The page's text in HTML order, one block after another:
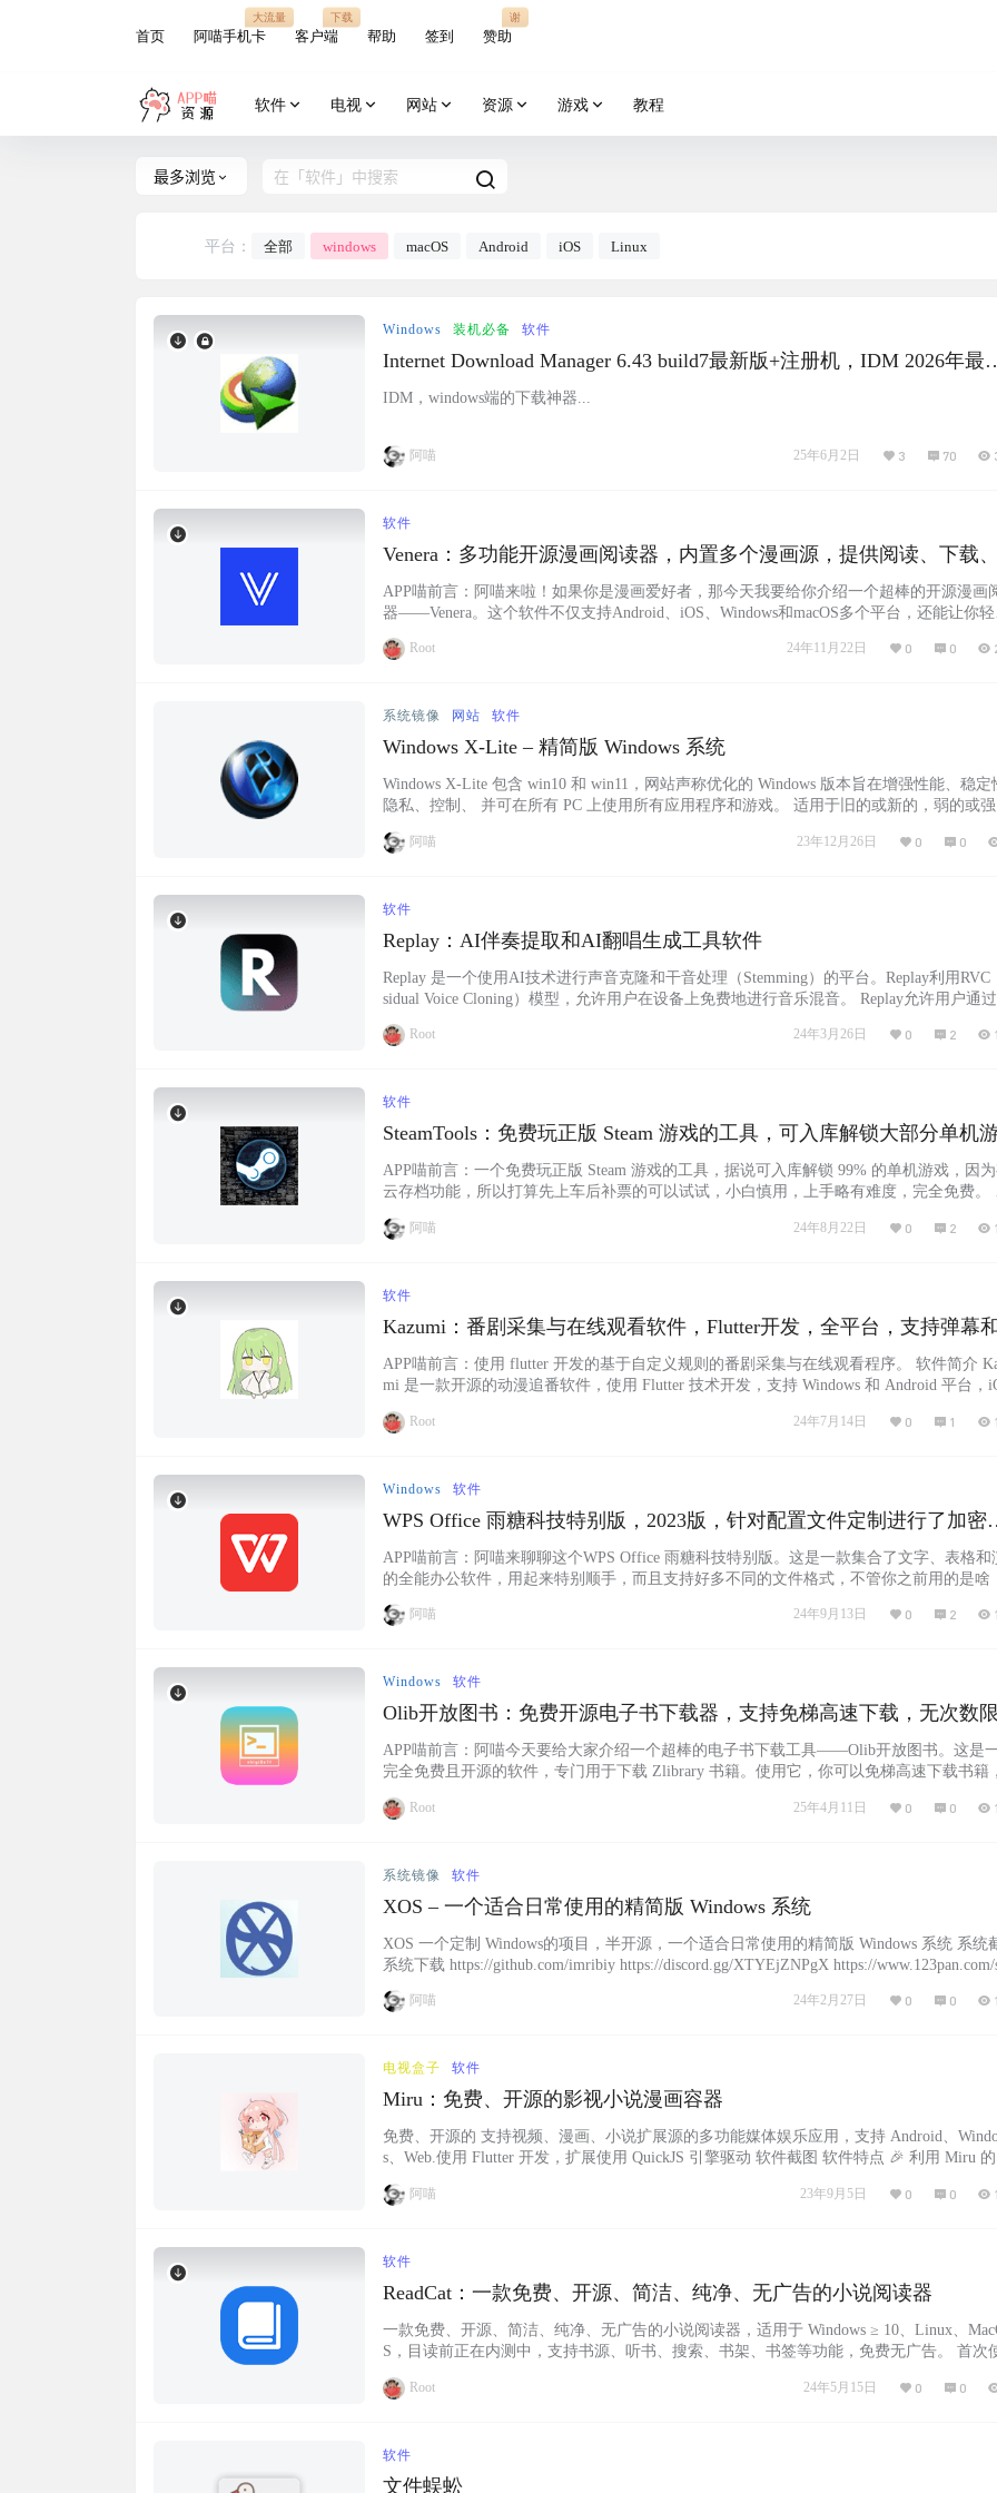
首页 阿喵手机卡
大流量
客户端
下载
帮助 签到 赞助
谢
软件 电视 网站 资源 游戏 教程
最多浏览
平台： 全部 windows macOS Android iOS Linux
Windows 装机必备 软件
Internet Download Manager 6.43 build7最新版+注册机，IDM 2026年最
版
IDM，windows端的下载神器...
阿喵 25年6月2日 3 70
软件
Venera：多功能开源漫画阅读器，内置多个漫画源，提供阅读、下载
索、历史记录等功能，支持账户登录、收藏、分类和自动翻页等实用
APP喵前言：阿喵来啦！如果你是漫画爱好者，那今天我要给你介绍一个超棒的开源漫画
器——Venera。这个软件不仅支持Android、iOS、Windows和macOS多个平台，还能让你轻
点就能看，也可以自己导入新的漫画源。它还有阅读、下载、搜索、历史记录等多种功能
Root 24年11月22日 0 0
系统镜像 网站 软件
Windows X-Lite – 精简版 Windows 系统
Windows X-Lite 包含 win10 和 win11，网站声称优化的 Windows 版本旨在增强性能、稳定
隐私、控制、 并可在所有 PC 上使用所有应用程序和游戏。 适用于旧的或新的，弱的或强
设置成中文 网站链接 https://windowsxlite.com/...
阿喵 23年12月26日 0 0
软件
Replay：AI伴奏提取和AI翻唱生成工具软件
Replay 是一个使用AI技术进行声音克隆和干音处理（Stemming）的平台。Replay利用RVC
sidual Voice Cloning）模型，允许用户在设备上免费地进行音乐混音。 Replay允许用户通过
来使用Replay进行音乐创作。虽然目前Replay主要面向桌面用户，但开发团队正在开发移动
Root 24年3月26日 0 2
软件
SteamTools：免费玩正版 Steam 游戏的工具，可入库解锁大部分单机
APP喵前言：一个免费玩正版 Steam 游戏的工具，据说可入库解锁 99% 的单机游戏，因
云存档功能，所以打算先上车后补票的可以试试，小白慎用，上手略有难度，完全免费。
理、授权登录和游戏更新等功能。用户可以通过这个工具管理自己的游戏更新，随时了解
阿喵 24年8月22日 0 2
软件
Kazumi：番剧采集与在线观看软件，Flutter开发，全平台，支持弹幕
则导入
APP喵前言：使用 flutter 开发的基于自定义规则的番剧采集与在线观看程序。 软件简介
mi 是一款开源的动漫追番软件，使用 Flutter 技术开发，支持 Windows 和 Android 平台，
能和规则导入与分享。 Kazumi 提供了丰富的功能，包括番剧目录浏览、搜索、时间表查
Root 24年7月14日 0 1
Windows 软件
WPS Office 雨糖科技特别版，2023版，针对配置文件定制进行了加密
验，以增强安全性
APP喵前言：阿喵来聊聊这个WPS Office 雨糖科技特别版。这是一款集合了文字、表格和
的全能办公软件，用起来特别顺手，而且支持好多不同的文件格式，不管你之前用的是啥
乘。 而且，如果你是技术达人，还可以去GitHub上看看，那里有更多定制的参数等着你去
阿喵 24年9月13日 0 2
Windows 软件
Olib开放图书：免费开源电子书下载器，支持免梯高速下载，无次数限
制，完全开源，无广告干扰，提供快速方便的搜索功能
APP喵前言：阿喵今天要给大家介绍一个超棒的电子书下载工具——Olib开放图书。这是
完全免费且开源的软件，专门用于下载 Zlibrary 书籍。使用它，你可以免梯高速下载书籍
索功能也非常快速方便，能帮你迅速找到所需的图书。而且，你还可以自定义图书文件的
Root 25年4月11日 0 0
系统镜像 软件
XOS – 一个适合日常使用的精简版 Windows 系统
XOS 一个定制 Windows的项目，半开源，一个适合日常使用的精简版 Windows 系统 系统
系统下载 https://github.com/imribiy https://discord.gg/XTYEjZNPgX https://www.123pan.com/
阿喵 24年2月27日 0 0
电视盒子 软件
Miru：免费、开源的影视小说漫画容器
免费、开源的 支持视频、漫画、小说扩展源的多功能媒体娱乐应用，支持 Android、
s、Web.使用 Flutter 开发，扩展使用 QuickJS 引擎驱动 软件截图 软件特点 🎉 利用 Miru
裂 📱 支持多平台，包括 Android、Windows、Web。 🌐 支持自定义扩展仓库与代理…...
阿喵 23年9月5日 0 0
软件
ReadCat：一款免费、开源、简洁、纯净、无广告的小说阅读器
一款免费、开源、简洁、纯净、无广告的小说阅读器，适用于 Windows ≥ 10、Linux、
S，目读前正在内测中，支持书源、听书、搜索、书架、书签等功能，免费无广告。 首次
软件截图 上手指南 ReadCat不携带插件，若您首次使用ReadCat且未导入书源插件，将无法
Root 24年5月15日 0 0
软件
文件蜈蚣